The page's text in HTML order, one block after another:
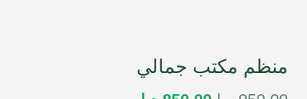
منظم مكتب جمالي